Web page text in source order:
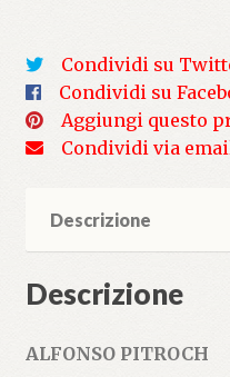
Condividi su
Condividi su
Aggiungi questo
Condividi via
Descrizione
Descrizione
ALFONSO PITROCH